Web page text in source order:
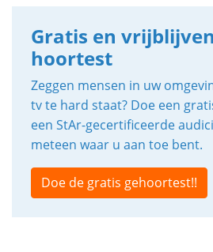
Gratis en
hoortest
Zeggen mensen in uw
tv te hard staat? Doe een
een StAr-gecertificeerde
meteen waar u aan toe bent.
Doe de gratis gehoortest!!